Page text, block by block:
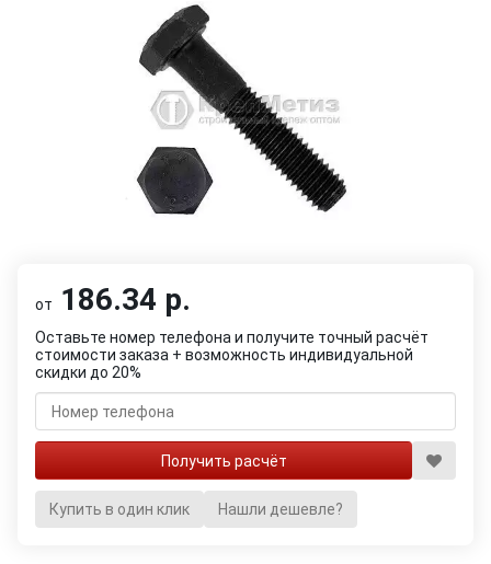
от 186.34 р.
Оставьте номер телефона и получите точный расчёт
стоимости заказа + возможность индивидуальной
скидки до 20%
Купить в один клик Нашли дешевле?